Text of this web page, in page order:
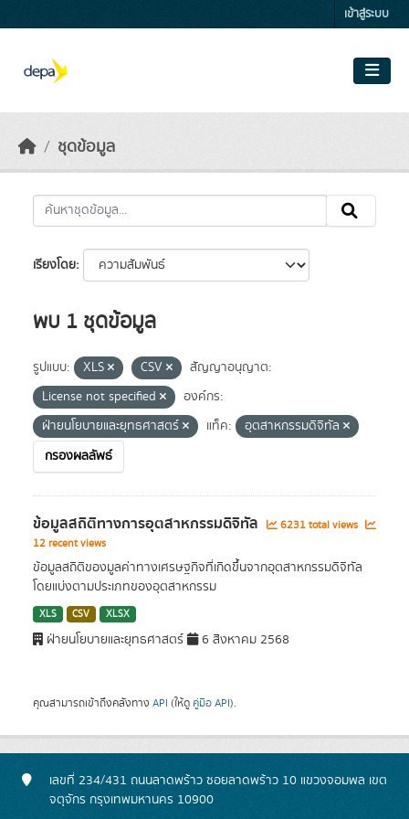
เข้าสู่ระบบ
ชุดข้อมูล
เรียงโดย
พบ 1 ชุดข้อมูล
รูปแบบ: XLS CSV
สัญญาอนุญาต:
License not specified
องค์กร:
ฝ่ายนโยบายและยุทธศาสตร์
แท็ค:
อุตสาหกรรมดิจิทัล
กรองผลลัพธ์
ข้อมูลสถิติทางการอุตสาหกรรมดิจิทัล
6231 total views
12 recent views
ข้อมูลสถิติของมูลค่าทางเศรษฐกิจที่เกิดขึ้นจากอุตสาหกรรมดิจิทัล
โดยแบ่งตามประเภทของอุตสาหกรรม
XLS CSV XLSX
ฝ่ายนโยบายและยุทธศาสตร์ 6 สิงหาคม 2568
คุณสามารถเข้าถึงคลังทาง API (ให้ดู คู่มือ API).
เลขที่ 234/431 ถนนลาดพร้าว ซอยลาดพร้าว 10 แขวงจอมพล เขต
จตุจักร กรุงเทพมหานคร 10900